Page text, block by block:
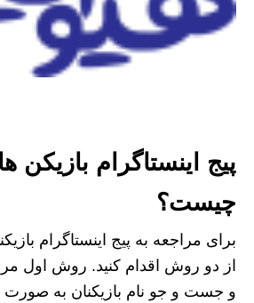
پیج اینستاگرام بازیکن
چیست؟
برای مراجعه به پیج اینستاگرام
از دو روش اقدام کنید. روش اول
و جست و جو نام بازیکنان به صورت